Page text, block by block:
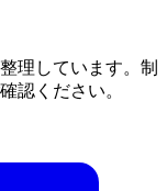
理しています。制
認ください。